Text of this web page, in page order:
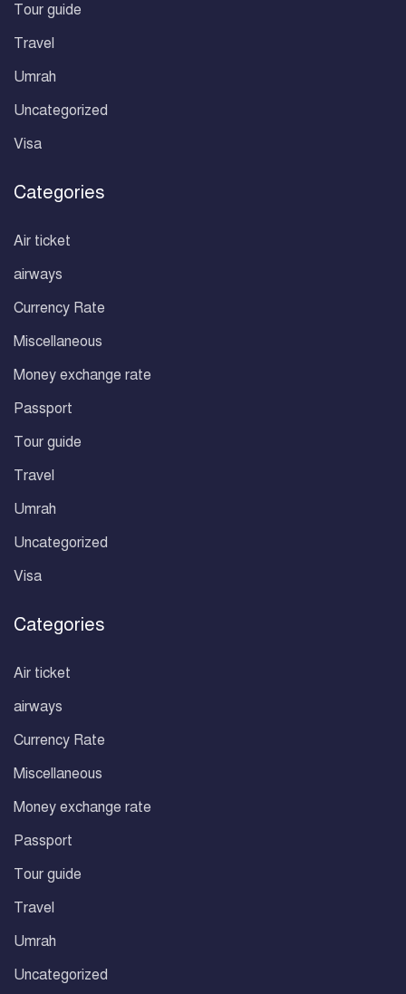
Tour guide
Travel
Umrah
Uncategorized
Visa
Categories
Air ticket
airways
Currency Rate
Miscellaneous
Money exchange rate
Passport
Tour guide
Travel
Umrah
Uncategorized
Visa
Categories
Air ticket
airways
Currency Rate
Miscellaneous
Money exchange rate
Passport
Tour guide
Travel
Umrah
Uncategorized